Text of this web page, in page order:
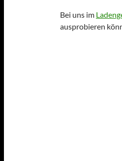
Bei uns im
ausprobieren